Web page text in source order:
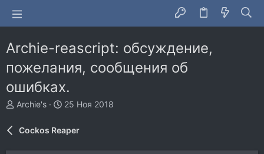
Archie-reascript: обсуждение,
пожелания, сообщения об
ошибках.
А
т
р
Archie's
Д
а
н
25 Ноя 2018
Cockos Reaper